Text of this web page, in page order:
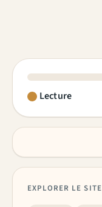
Lecture
EXPLORER LE SITE